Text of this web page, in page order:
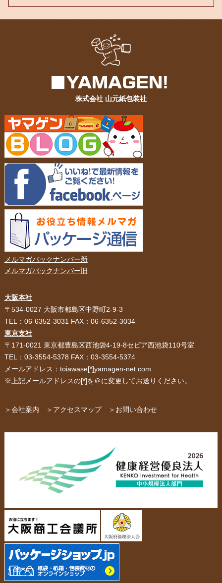
サービス紹介 お客様の声
スタッフ紹介 採用情報
当社の協力工場の設備紹介
個人情報の取扱について
紙袋・手提げ袋
パッケージ
ペーパーレザーバッグ 米袋
カタログ/パンフレット
スタンド
アクセサリー・
ジュエリーボックス
名刺箱
株式会社 山元紙包装社
メルマガバックナンバー新
メルマガバックナンバー旧
大阪本社
〒534-0027 大阪市都島区中野町2-9-3
TEL：06-6352-3031 FAX：06-6352-3034
東京支社
〒171-0021 東京都豊島区西池袋4-19-8セピア西池袋110号室
TEL：03-3554-5378 FAX：03-3554-5374
メールアドレス：toiawase[*]yamagen-net.com
※上記メールアドレスの[*]を＠に変更してお送りください。
＞会社案内 ＞アクセスマップ ＞お問い合わせ